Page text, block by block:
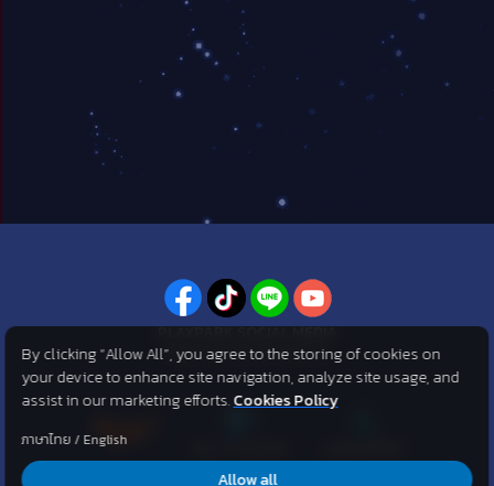
PLAYPARK SOCIAL MEDIA
ไม่พลาดทุกข่าวสารจาก PlayPark
©2007 KOG corporation . All Rights Reserved. ©2012 Asphere
By clicking “Allow All”, you agree to the storing of cookies on
your device to enhance site navigation, analyze site usage, and
assist in our marketing efforts.Cookies Policy
ภาษาไทย / English
Allow all